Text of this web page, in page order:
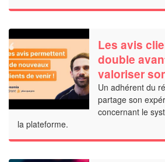
Les avis
double
valoriser
Un adhérent du
partage son
concernant le
la plateforme.